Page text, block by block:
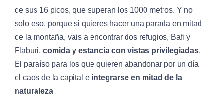
de sus 16 picos, que superan los 1000 metros. Y no
solo eso, porque si quieres hacer una parada en mitad
de la montaña, vais a encontrar dos refugios, Bafi y
Flaburi, comida y estancia con vistas privilegiadas.
El paraíso para los que quieren abandonar por un día
el caos de la capital e integrarse en mitad de la
naturaleza.